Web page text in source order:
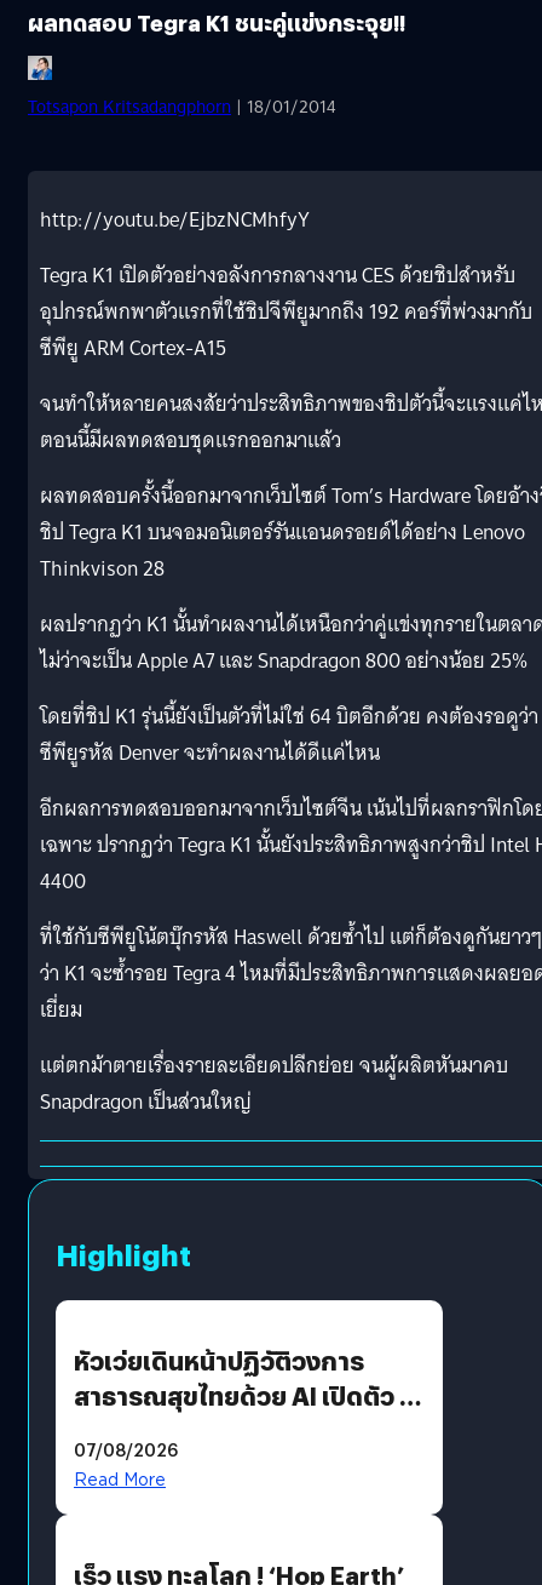
ผลทดสอบ Tegra K1 ชนะคู่แข่งกระจุย!!
Totsapon Kritsadangphorn | 18/01/2014
http://youtu.be/EjbzNCMhfyY
Tegra K1 เปิดตัวอย่างอลังการกลางงาน CES ด้วยชิปสำหรับ
อุปกรณ์พกพาตัวแรกที่ใช้ชิปจีพียูมากถึง 192 คอร์ที่พ่วงมากับ
ซีพียู ARM Cortex-A15
จนทำให้หลายคนสงสัยว่าประสิทธิภาพของชิปตัวนี้จะแรงแค่ไ
ตอนนี้มีผลทดสอบชุดแรกออกมาแล้ว
ผลทดสอบครั้งนี้ออกมาจากเว็บไซต์ Tom’s Hardware โดยอ้า
ชิป Tegra K1 บนจอมอนิเตอร์รันแอนดรอยด์ได้อย่าง Lenovo
Thinkvison 28
ผลปรากฏว่า K1 นั้นทำผลงานได้เหนือกว่าคู่แข่งทุกรายในตลา
ไม่ว่าจะเป็น Apple A7 และ Snapdragon 800 อย่างน้อย 25%
โดยที่ชิป K1 รุ่นนี้ยังเป็นตัวที่ไม่ใช่ 64 บิตอีกด้วย คงต้องรอดูว่า
ซีพียูรหัส Denver จะทำผลงานได้ดีแค่ไหน
อีกผลการทดสอบออกมาจากเว็บไซต์จีน เน้นไปที่ผลกราฟิกโด
เฉพาะ ปรากฏว่า Tegra K1 นั้นยังประสิทธิภาพสูงกว่าชิป Intel
4400
ที่ใช้กับซีพียูโน้ตบุ๊กรหัส Haswell ด้วยซ้ำไป แต่ก็ต้องดูกันยาวๆ
ว่า K1 จะซ้ำรอย Tegra 4 ไหมที่มีประสิทธิภาพการแสดงผลยอ
เยี่ยม
แต่ตกม้าตายเรื่องรายละเอียดปลีกย่อย จนผู้ผลิตหันมาคบ
Snapdragon เป็นส่วนใหญ่
Highlight
หัวเว่ยเดินหน้าปฏิวัติวงการ
สาธารณสุขไทยด้วย AI เปิดตัว 4
AI เพื่อการแพทย์ในประเทศไทย
07/08/2026
Read More
เร็ว แรง ทะลุโลก ! ‘Hop Earth’